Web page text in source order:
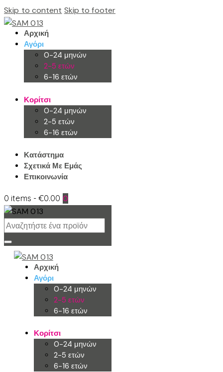
Skip to content Skip to footer
Αρχική
Αγόρι
0-24 μηνών
2-5 ετών
6-16 ετών
Κορίτσι
0-24 μηνών
2-5 ετών
6-16 ετών
Κατάστημα
Σχετικά Με Εμάς
Επικοινωνία
0 items -€0.00 0
Αρχική
Αγόρι
0-24 μηνών
2-5 ετών
6-16 ετών
Κορίτσι
0-24 μηνών
2-5 ετών
6-16 ετών